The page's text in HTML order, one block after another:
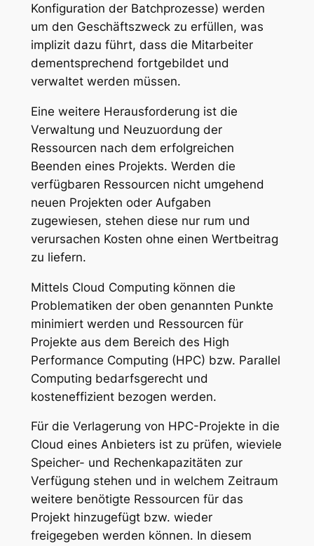
Konfiguration der Batchprozesse) werden
um den Geschäftszweck zu erfüllen, was
implizit dazu führt, dass die Mitarbeiter
dementsprechend fortgebildet und
verwaltet werden müssen.
Eine weitere Herausforderung ist die
Verwaltung und Neuzuordung der
Ressourcen nach dem erfolgreichen
Beenden eines Projekts. Werden die
verfügbaren Ressourcen nicht umgehend
neuen Projekten oder Aufgaben
zugewiesen, stehen diese nur rum und
verursachen Kosten ohne einen Wertbeitrag
zu liefern.
Mittels Cloud Computing können die
Problematiken der oben genannten Punkte
minimiert werden und Ressourcen für
Projekte aus dem Bereich des High
Performance Computing (HPC) bzw. Parallel
Computing bedarfsgerecht und
kosteneffizient bezogen werden.
Für die Verlagerung von HPC-Projekte in die
Cloud eines Anbieters ist zu prüfen, wieviele
Speicher- und Rechenkapazitäten zur
Verfügung stehen und in welchem Zeitraum
weitere benötigte Ressourcen für das
Projekt hinzugefügt bzw. wieder
freigegeben werden können. In diesem